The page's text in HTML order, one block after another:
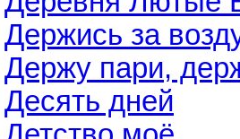
Держись за
Держу пари,
Десять дней